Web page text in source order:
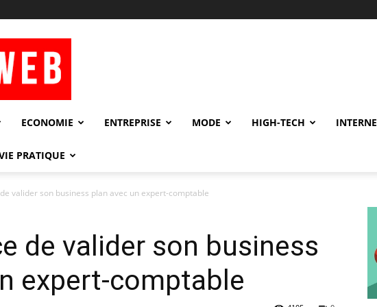
ECONOMIE ENTREPRISE MODE HIGH-TECH
PRATIQUE
valider son business plan avec un expert-comptable
de valider son business
expert-comptable